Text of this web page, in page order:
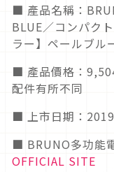
■ 產品名稱：
BLUE／コンパク
ラー】ペールブル
■ 產品價格：
配件有所不同
■ 上市日期：
■ BRUNO多功能
OFFICIAL SITE